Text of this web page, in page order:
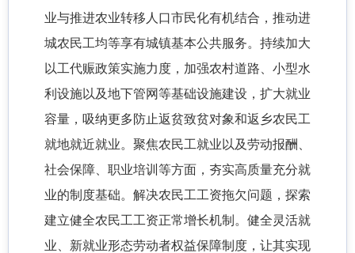
业与推进农业转移人口市民化有机结合，推动进
城农民工均等享有城镇基本公共服务。持续加大
以工代赈政策实施力度，加强农村道路、小型水
利设施以及地下管网等基础设施建设，扩大就业
容量，吸纳更多防止返贫致贫对象和返乡农民工
就地就近就业。聚焦农民工就业以及劳动报酬、
社会保障、职业培训等方面，夯实高质量充分就
业的制度基础。解决农民工工资拖欠问题，探索
建立健全农民工工资正常增长机制。健全灵活就
业、新就业形态劳动者权益保障制度，让其实现